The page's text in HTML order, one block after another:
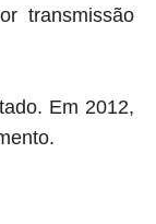
transmissão
Em 2012,